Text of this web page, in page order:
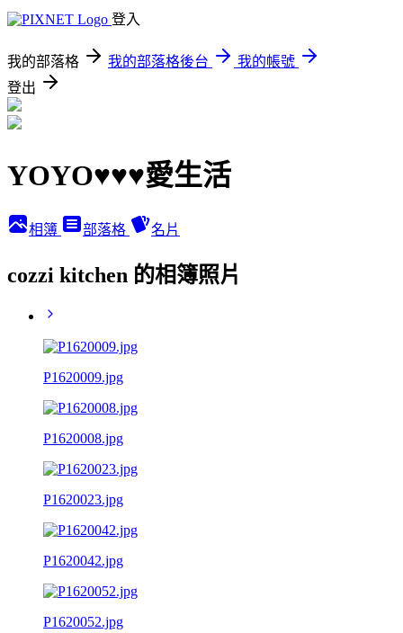
登入
我的部落格 我的部落格後台
我的帳號
登出
YOYO♥♥♥愛生活
相簿 部落格 名片
cozzi kitchen 的相簿照片
P1620009.jpg
P1620008.jpg
P1620023.jpg
P1620042.jpg
P1620052.jpg